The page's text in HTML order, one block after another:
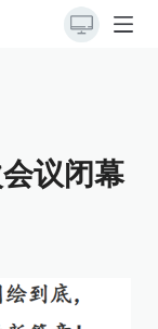
议闭幕